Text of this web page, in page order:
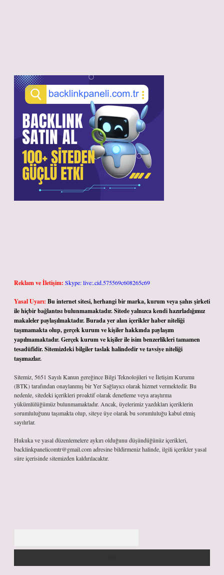
Reklam ve İletişim: Skype: live:.cid.575569c608265c69
Yasal Uyarı: Bu internet sitesi, herhangi bir marka, kurum veya şahıs şirketi
ile hiçbir bağlantısı bulunmamaktadır. Sitede yalnızca kendi hazırladığımız
makaleler paylaşılmaktadır. Burada yer alan içerikler haber niteliği
taşımamakta olup, gerçek kurum ve kişiler hakkında paylaşım
yapılmamaktadır. Gerçek kurum ve kişiler ile isim benzerlikleri tamamen
tesadüfidir. Sitemizdeki bilgiler taslak halindedir ve tavsiye niteliği
taşımazlar.
Sitemiz, 5651 Sayılı Kanun gereğince Bilgi Teknolojileri ve İletişim Kurumu
(BTK) tarafından onaylanmış bir Yer Sağlayıcı olarak hizmet vermektedir. Bu
nedenle, sitedeki içerikleri proaktif olarak denetleme veya araştırma
yükümlülüğümüz bulunmamaktadır. Ancak, üyelerimiz yazdıkları içeriklerin
sorumluluğunu taşımakta olup, siteye üye olarak bu sorumluluğu kabul etmiş
sayılırlar.
Hukuka ve yasal düzenlemelere aykırı olduğunu düşündüğünüz içerikleri,
backlinkpanelicomtr@gmail.comadresine bildirmeniz halinde, ilgili içerikler yasal
süre içerisinde sitemizden kaldırılacaktır.